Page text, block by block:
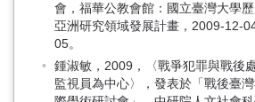
會，福華公教會館：國立臺灣大學
亞洲研究領域發展計畫，2009-12-
05。
鍾淑敏，2009，〈戰爭犯罪與戰後
監視員為中心〉，發表於「戰後臺